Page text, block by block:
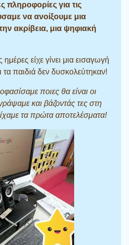
πληροφορίες για τις
να ανοίξουμε μια
ακρίβεια, μια ψηφιακή
είχε γίνει μια εισαγωγή
παιδιά δεν δυσκολεύτηκαν!
ποιες θα είναι οι
και βάζοντάς τες στη
τα πρώτα αποτελέσματα!